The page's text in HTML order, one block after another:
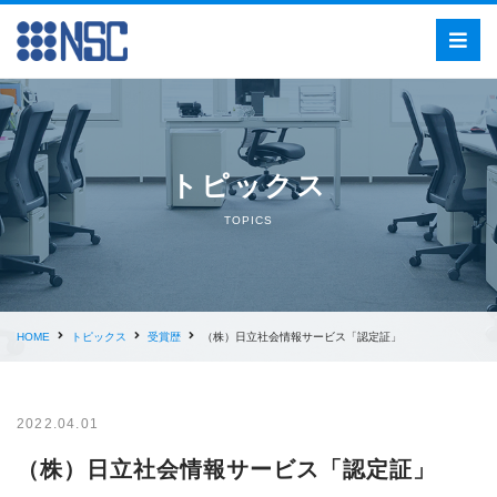
トピックス
TOPICS
HOME トピックス 受賞歴 （株）日立社会情報サービス「認定証」
2022.04.01
（株）日立社会情報サービス「認定証」